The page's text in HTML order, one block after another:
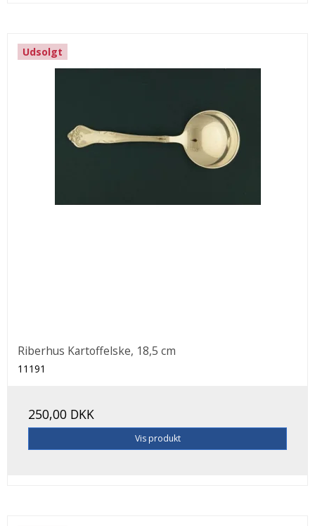
Udsolgt
Riberhus Kartoffelske, 18,5 cm
11191
250,00 DKK
Vis produkt